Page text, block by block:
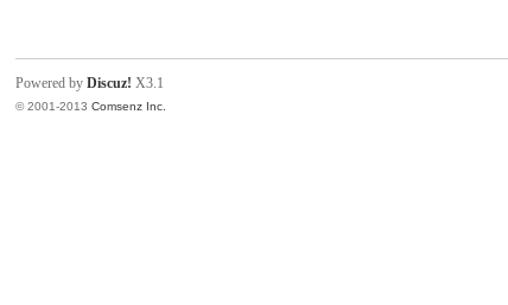
Powered byDiscuz! X3.1
© 2001-2013Comsenz Inc.